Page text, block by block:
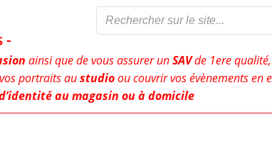
-
ainsi que de vous assurer unSAVde 1ere
portraits austudioou couvrir vos évènements en
au magasin ou à domicile